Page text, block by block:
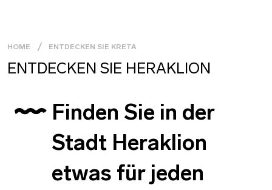
HOME ENTDECKEN SIE KRETA
ENTDECKEN SIE HERAKLION
Finden Sie in der
Stadt Heraklion
etwas für jeden